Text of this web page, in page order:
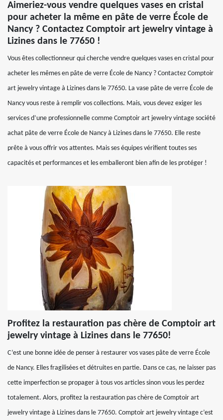
Aimeriez-vous vendre quelques vases en cristal
pour acheter la même en pâte de verre École de
Nancy ? Contactez Comptoir art jewelry vintage à
Lizines dans le 77650 !
Vous êtes collectionneur qui cherche vendre quelques vases en cristal pour
acheter les mêmes en pâte de verre École de Nancy ? Contactez Comptoir
art jewelry vintage à Lizines dans le 77650. La vase pâte de verre École de
Nancy vous reste à remplir vos collections. Mais, vous devez exiger les
services d’une professionnelle comme Comptoir art jewelry vintage société
achat pâte de verre École de Nancy à Lizines dans le 77650. Elle reste
prête à vous offrir vos attentes. Mais ses équipes vérifient toutes ses
capacités et performances et les emballeront bien afin de les protéger !
Profitez la restauration pas chère de Comptoir art
jewelry vintage à Lizines dans le 77650!
C’est une bonne idée de penser à restaurer vos vases pâte de verre École
de Nancy. Elles fragilisées et détruites en partie. Dans ce cas, ne laisser pas
cette imperfection se propager à tous vos articles sinon vous les perdez
totalement. Alors, profitez la restauration pas chère de Comptoir art
jewelry vintage à Lizines dans le 77650. Comptoir art jewelry vintage c’est